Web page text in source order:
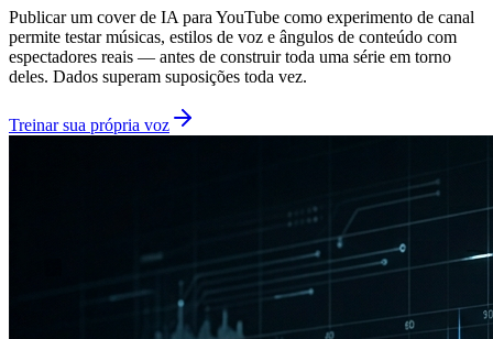
Publicar um cover de IA para YouTube como experimento de canal
permite testar músicas, estilos de voz e ângulos de conteúdo com
espectadores reais — antes de construir toda uma série em torno
deles. Dados superam suposições toda vez.
Treinar sua própria voz